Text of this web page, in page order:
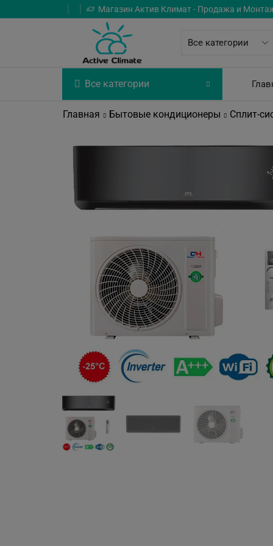
Магазин Актив Климат - Продажа и
Все категории
Главная Бытовые кондиционеры Сплит-